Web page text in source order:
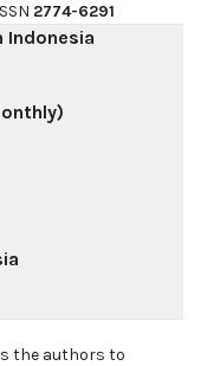
2774-6291
Indonesia
the authors to